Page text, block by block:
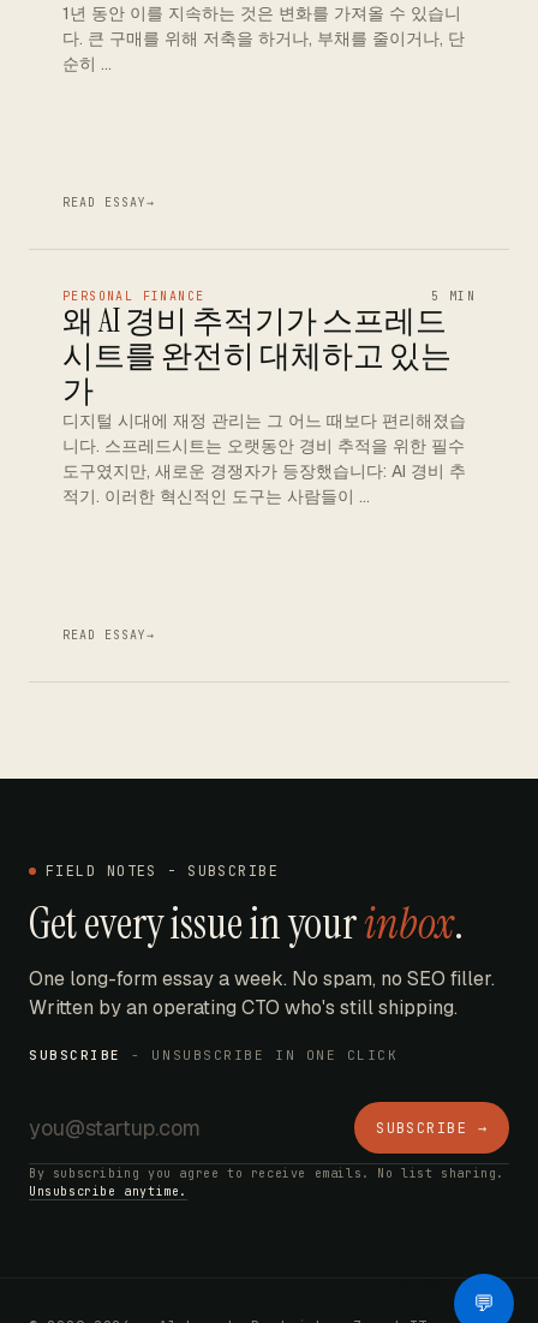
1년 동안 이를 지속하는 것은 변화를 가져올 수 있습니
다. 큰 구매를 위해 저축을 하거나, 부채를 줄이거나, 단
순히 …
READ ESSAY→
PERSONAL FINANCE 5 MIN
왜 AI 경비 추적기가 스프레드
시트를 완전히 대체하고 있는
가
디지털 시대에 재정 관리는 그 어느 때보다 편리해졌습
니다. 스프레드시트는 오랫동안 경비 추적을 위한 필수
도구였지만, 새로운 경쟁자가 등장했습니다: AI 경비 추
적기. 이러한 혁신적인 도구는 사람들이 …
READ ESSAY→
FIELD NOTES - SUBSCRIBE
Get every issue in yourinbox.
One long-form essay a week. No spam, no SEO filler.
Written by an operating CTO who's still shipping.
SUBSCRIBE - UNSUBSCRIBE IN ONE CLICK
SUBSCRIBE →
By subscribing you agree to receive emails. No list sharing.
Unsubscribe anytime.
💬